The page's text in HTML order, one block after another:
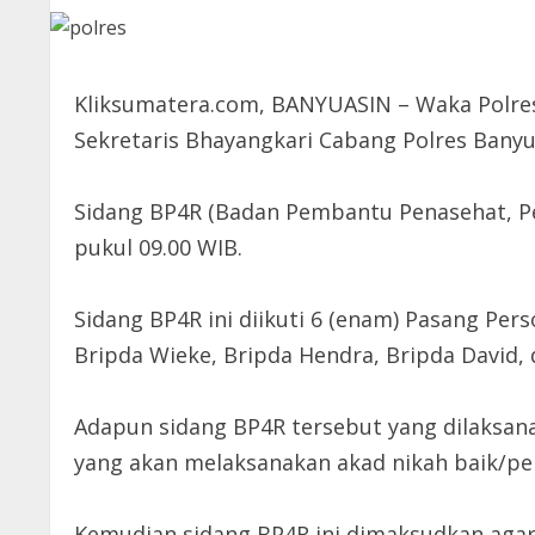
Kliksumatera.com, BANYUASIN – Waka
Sekretaris Bhayangkari Cabang Polres
Sidang BP4R (Badan Pembantu
pukul 09.00 WIB.
Sidang BP4R ini diikuti 6 (enam) Pasang
Bripda Wieke, Bripda Hendra, Bripda
Adapun sidang BP4R tersebut yang
yang akan melaksanakan akad nikah baik/